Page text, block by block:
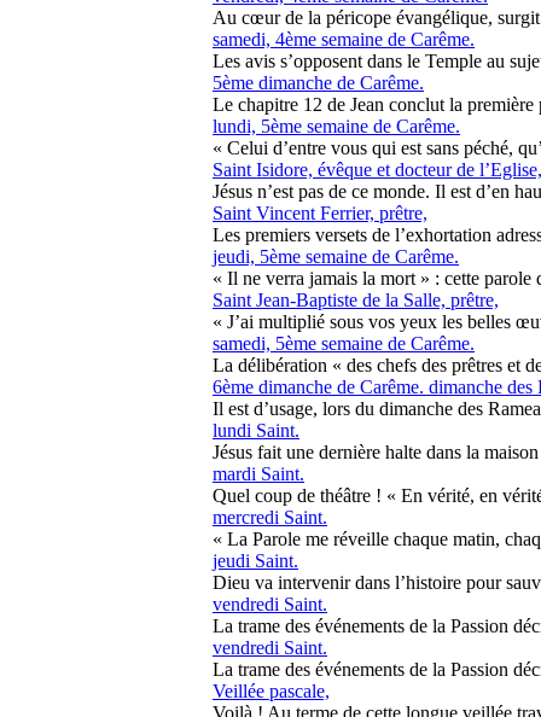
Au cœur de la péricope évangélique,
samedi, 4ème semaine de Carême.
Les avis s’opposent dans le Temple au
5ème dimanche de Carême.
Le chapitre 12 de Jean conclut la
lundi, 5ème semaine de Carême.
« Celui d’entre vous qui est sans péché,
Saint Isidore, évêque et docteur de l’Eglise,
Jésus n’est pas de ce monde. Il est d’en
Saint Vincent Ferrier, prêtre,
Les premiers versets de l’exhortation
jeudi, 5ème semaine de Carême.
« Il ne verra jamais la mort » : cette
Saint Jean-Baptiste de la Salle, prêtre,
« J’ai multiplié sous vos yeux les belles
samedi, 5ème semaine de Carême.
La délibération « des chefs des prêtres et
6ème dimanche de Carême. dimanche des
Il est d’usage, lors du dimanche des
lundi Saint.
Jésus fait une dernière halte dans la
mardi Saint.
Quel coup de théâtre ! « En vérité, en
mercredi Saint.
« La Parole me réveille chaque matin,
jeudi Saint.
Dieu va intervenir dans l’histoire pour
vendredi Saint.
La trame des événements de la Passion
vendredi Saint.
La trame des événements de la Passion
Veillée pascale,
Voilà ! Au terme de cette longue veillée